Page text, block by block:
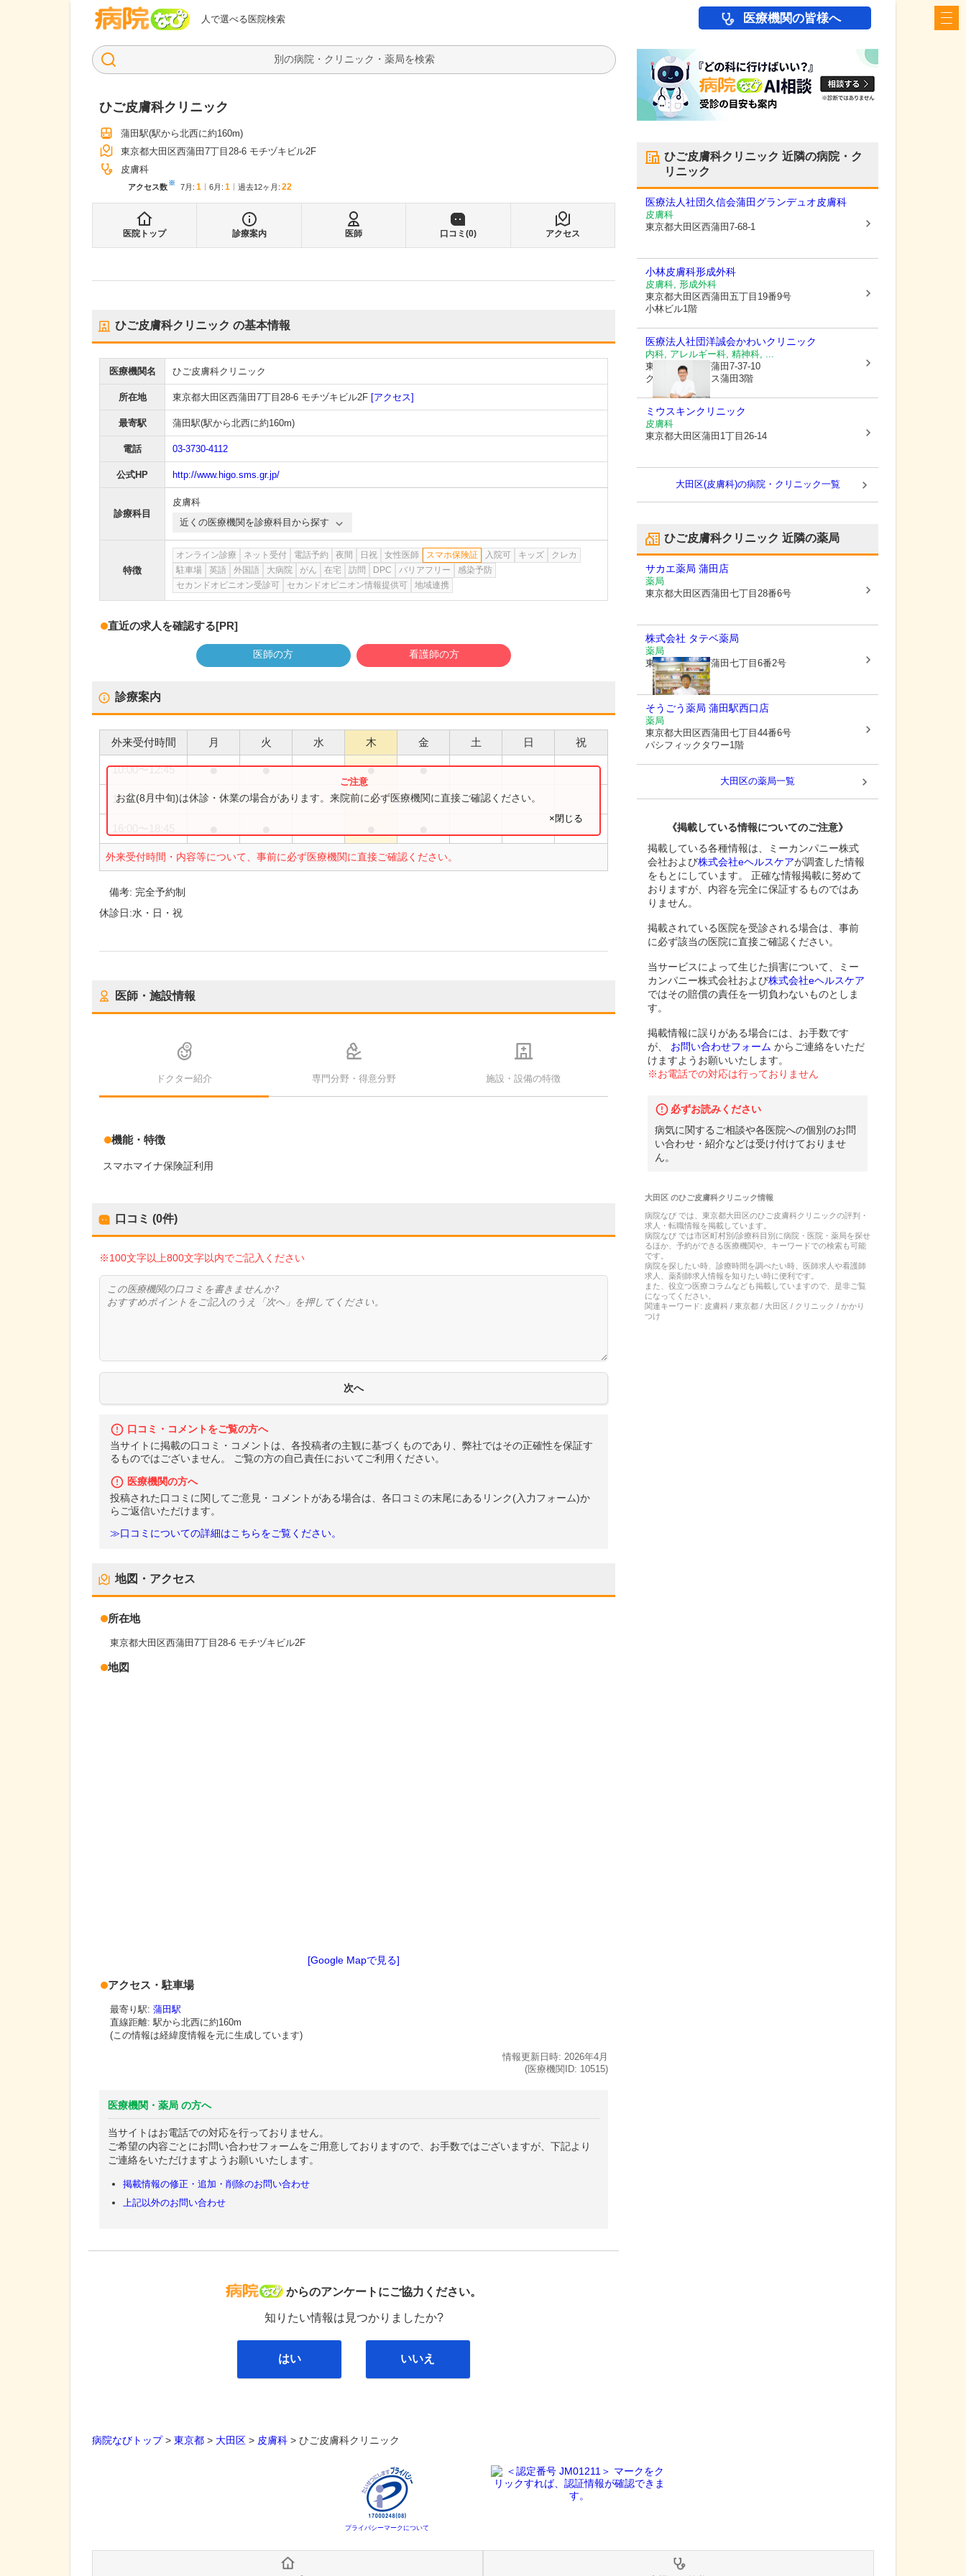
人で選べる医院検索
病院なび 医療機関の皆様へ
検索
ひご皮膚科クリニック
蒲田駅(駅から北西に約160m)
東京都大田区西蒲田7丁目28-6 モチヅキビル2F
皮膚科
アクセス数※ 7月 : 1 6月 : 1 過去12ヶ月: 22
医院トップ 診療案内 医師 口コミ(0) アクセス
ひご皮膚科クリニック の基本情報
医療機関名 ひご皮膚科クリニック
所在地 東京都大田区西蒲田7丁目28-6 モチヅキビル2F [アクセス]
最寄駅 蒲田駅(駅から北西に約160m)
電話 03-3730-4112
公式HP http://www.higo.sms.gr.jp/
診療科目
皮膚科
近くの医療機関を診療科目から探す
特徴
オンライン診療 ネット受付 電話予約 夜間 日祝 女性医師 スマホ保険証 入院可 キッズ
クレカ
駐車場
英語 外国語 大病院 がん 在宅 訪問 DPC バリアフリー
感染予防
セカンドオピニオン受診可
セカンドオピニオン情報提供可 地域連携
直近の求人を確認する[PR]
医師の方 看護師の方
診療案内
外来受付時間 月 火 水 木 金 土 日 祝
10:00〜12:45 ● ● ● ●
10:00〜13:45 ●
外来受付時間・内容等について、事前に必ず医療機関に直接ご確認ください。
お盆(8月中旬)は休診・休業の場合があります。来院前に必ず医療機関に直接ご確認ください。
×閉じる
備考: 完全予約制
休診日:水・日・祝
医師・施設情報
ドクター紹介 専門分野・得意分野 施設・設備の特徴
機能・特徴
スマホマイナ保険証利用
口コミ (0件)
※100文字以上800文字以内でご記入ください
口コミ・コメントをご覧の方へ
当サイトに掲載の口コミ・コメントは、各投稿者の主観に基づくものであり、弊社ではその正確性を保証す
るものではございません。 ご覧の方の自己責任においてご利用ください。
医療機関の方へ
投稿された口コミに関してご意見・コメントがある場合は、各口コミの末尾にあるリンク(入力フォーム)か
らご返信いただけます。
≫口コミについての詳細はこちらをご覧ください。
地図・アクセス
所在地
東京都大田区西蒲田7丁目28-6 モチヅキビル2F
地図
[Google Mapで見る]
アクセス・駐車場
最寄り駅: 蒲田駅
直線距離: 駅から北西に約160m
(この情報は経緯度情報を元に生成しています)
情報更新日時: 2026年4月
(医療機関ID: 10515)
医療機関・薬局 の方へ
当サイトはお電話での対応を行っておりません。
ご希望の内容ごとにお問い合わせフォームをご用意しておりますので、お手数ではございますが、下記より
ご連絡をいただけますようお願いいたします。
掲載情報の修正・追加・削除のお問い合わせ
上記以外のお問い合わせ
病院なび
からのアンケートにご協力ください。
知りたい情報は見つかりましたか?
はい いいえ
ひご皮膚科クリニック 近隣の病院・ク
リニック
医療法人社団久信会蒲田グランデュオ皮膚科
皮膚科
東京都大田区西蒲田7-68-1
小林皮膚科形成外科
皮膚科, 形成外科
東京都大田区西蒲田五丁目19番9号
小林ビル1階
医療法人社団洋誠会かわいクリニック
内科, アレルギー科, 精神科, ...
東京都大田区
西蒲田7-37-10
グリーンプレイス蒲田3階
ミウスキンクリニック
皮膚科
東京都大田区蒲田1丁目26-14
大田区(皮膚科)の病院・クリニック一覧
ひご皮膚科クリニック 近隣の薬局
サカエ薬局 蒲田店
薬局
東京都大田区西蒲田七丁目28番6号
株式会社 タテベ薬局
薬局
東京都大田区西蒲田七丁目6番2号
そうごう薬局 蒲田駅西口店
薬局
東京都大田区西蒲田七丁目44番6号
パシフィックタワー1階
大田区の薬局一覧
《掲載している情報についてのご注意》
掲載している各種情報は、ミーカンパニー株式
会社および株式会社eヘルスケアが調査した情報
をもとにしています。 正確な情報掲載に努めて
おりますが、内容を完全に保証するものではあ
りません。
掲載されている医院を受診される場合は、事前
に必ず該当の医院に直接ご確認ください。
当サービスによって生じた損害について、ミー
カンパニー株式会社および株式会社eヘルスケア
ではその賠償の責任を一切負わないものとしま
す。
掲載情報に誤りがある場合には、お手数です
が、
お問い合わせフォーム からご連絡をいただ
けますようお願いいたします。
※お電話での対応は行っておりません
必ずお読みください
病気に関するご相談や各医院への個別のお問
い合わせ・紹介などは受け付けておりませ
ん。
大田区のひご皮膚科クリニック情報
病院なび では、 東京都大田区のひご皮膚科クリニックの評判・
求人・転職情報を掲載しています。
病院なび では市区町村別/診療科目別に病院・医院・薬局を探せ
るほか、予約ができる医療機関や、キーワードでの検索も可能
です。
病院を探したい時、診療時間を調べたい時、医師求人や看護師
求人、薬剤師求人情報を知りたい時に便利です。
また、役立つ医療コラムなども掲載していますので、是非ご覧
になってください。
関連キーワード: 皮膚科 / 東京都 / 大田区 / クリニック / かかり
つけ
病院なびトップ> 東京都 > 大田区 > 皮膚科 > ひご皮膚科クリニック
プライバシーマークについて